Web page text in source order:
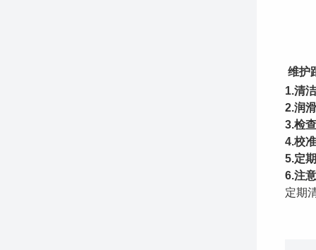
维护
1.清洁
2.润滑
3.检
4.校准
5.定
6.注
定期